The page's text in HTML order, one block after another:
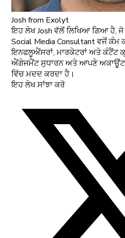
Josh from Exolyt
ਇਹ ਲੇਖ Josh ਵੱਲੋਂ ਲਿਖਿਆ ਗਿਆ ਹੈ, ਜੋ
Social Media Consultant ਵਜੋਂ ਕੰਮ
ਇਨਫਲੂਐਂਸਰਾਂ, ਮਾਰਕੇਟਰਾਂ ਅਤੇ ਕੰਟੈਂਟ
ਐਂਗੇਜਮੈਂਟ ਸੁਧਾਰਨ ਅਤੇ ਆਪਣੇ
ਵਿੱਚ ਮਦਦ ਕਰਦਾ ਹੈ।
ਇਹ ਲੇਖ ਸਾਂਝਾ ਕਰੋ